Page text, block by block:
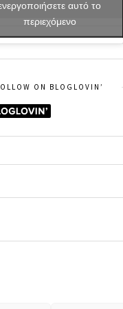
αυτό το
περιεχόμενο
ON BLOGLOVIN’